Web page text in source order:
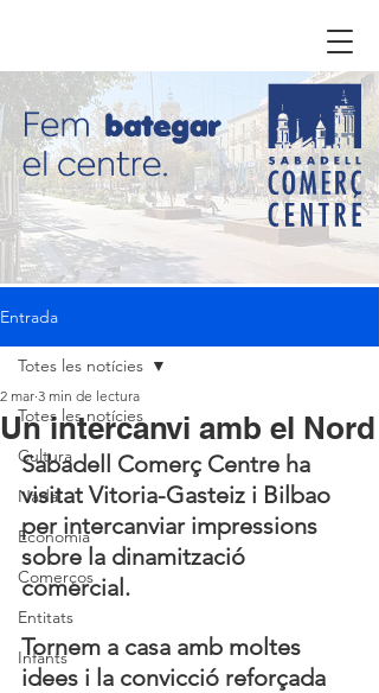
Entrada
Totes les notícies
Cultura
Nadal
Economia
Comerços
Entitats
Infants
Totes les notícies
Un intercanvi amb el Nord
2 mar 3 min de lectura
Sabadell Comerç Centre ha
visitat Vitoria-Gasteiz i Bilbao
per intercanviar impressions
sobre la dinamització
comercial.
Tornem a casa amb moltes
idees i la convicció reforçada